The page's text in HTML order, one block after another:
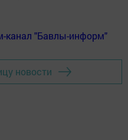
канал "Бавлы-информ"
новости